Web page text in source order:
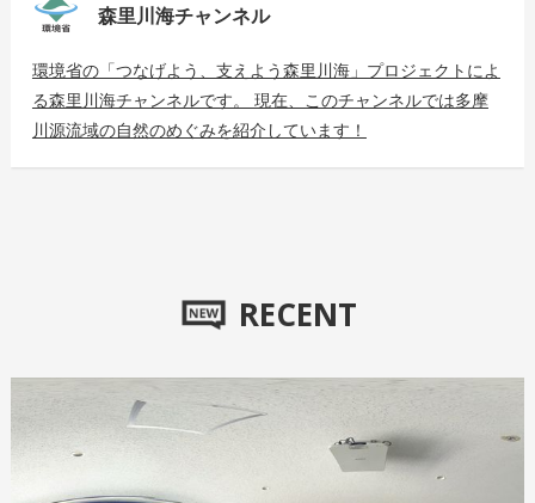
森里川海チャンネル
環境省の「つなげよう、支えよう森里川海」プロジェクトによ
る森里川海チャンネルです。 現在、このチャンネルでは多摩
川源流域の自然のめぐみを紹介しています！
RECENT